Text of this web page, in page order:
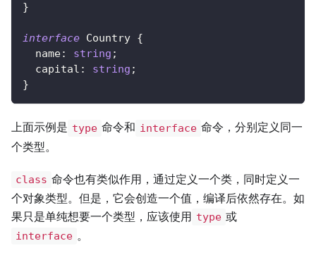
}
interface Country {
  name
: string ;
  capital
: string ;
}
上面示例是 type 命令和 interface 命令，分别定义同一
个类型。
class 命令也有类似作用，通过定义一个类，同时定义一
个对象类型。但是，它会创造一个值，编译后依然存在。如
果只是单纯想要一个类型，应该使用 type 或
interface 。